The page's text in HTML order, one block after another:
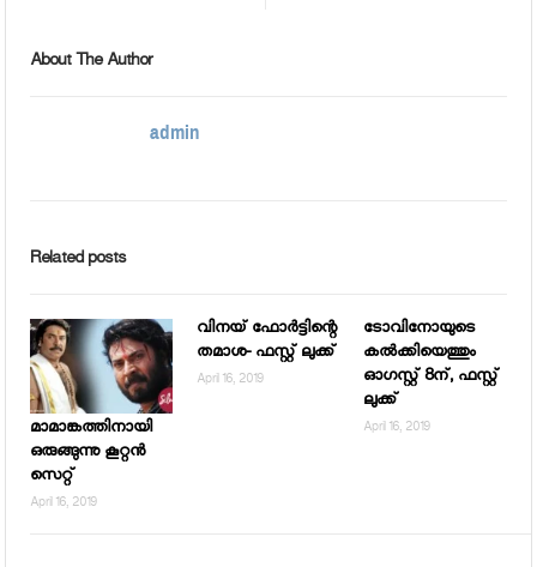
About The Author
admin
Related posts
മാമാങ്കത്തിനായി
ഒരുങ്ങുന്നു കൂറ്റന്‍
സെറ്റ്
April 16, 2019
വിനയ് ഫോര്‍ട്ടിന്റെ
തമാശ- ഫസ്റ്റ് ലുക്ക്
April 16, 2019
ടോവിനോയുടെ
കല്‍ക്കിയെത്തും
ഓഗസ്റ്റ് 8ന്, ഫസ്റ്റ്
ലുക്ക്
April 16, 2019